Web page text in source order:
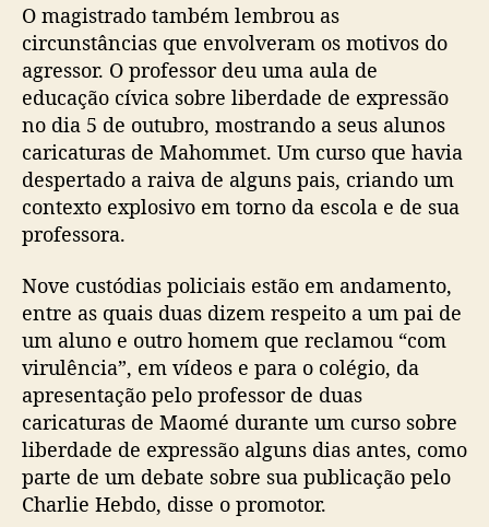
O magistrado também lembrou as
circunstâncias que envolveram os motivos do
agressor. O professor deu uma aula de
educação cívica sobre liberdade de expressão
no dia 5 de outubro, mostrando a seus alunos
caricaturas de Mahommet. Um curso que havia
despertado a raiva de alguns pais, criando um
contexto explosivo em torno da escola e de sua
professora.
Nove custódias policiais estão em andamento,
entre as quais duas dizem respeito a um pai de
um aluno e outro homem que reclamou “com
virulência”, em vídeos e para o colégio, da
apresentação pelo professor de duas
caricaturas de Maomé durante um curso sobre
liberdade de expressão alguns dias antes, como
parte de um debate sobre sua publicação pelo
Charlie Hebdo, disse o promotor.